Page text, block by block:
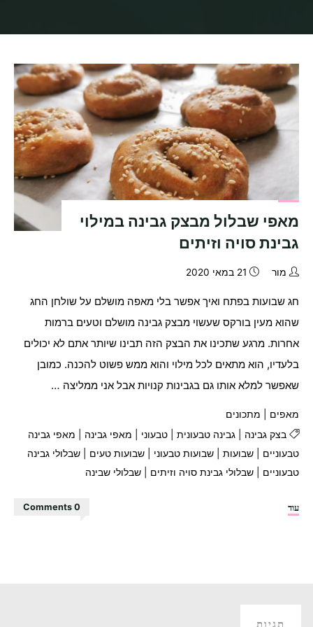
מאפי שבלול מבצק גבינה במילוי
גבינת סויה וזיתים
מור 21 במאי 2020
חג שבועות בפתח ואיך אפשר בלי מאפה מושלם על שולחן החג
שהוא מעין בורקס שעשוי מבצק גבינה מושלם וטעים ברמות
אחרות. מרגע שתכינו את הבצק הזה תבינו שיותר אתם לא יכולים
בלעדיו, הוא מתאים לכל מילוי והוא ממש פשוט להכנה. כמובן
שאפשר למלא אותו גם בגבינות קנויות אבל אני ממליצה …
מאפים
מתכונים
בצק גבינה
גבינה טבעונית| טבעוני מאפי גבינה
מאפי גבינה
טבעוניים |שבועות |שבועות טבעוני |שבועות טעים |שבלולי גבינה
טבעוניים |שבלולי גבינת סויה וזיתים |שבלולי שבינה
עוד"מאפי
0 Comments
תגיות